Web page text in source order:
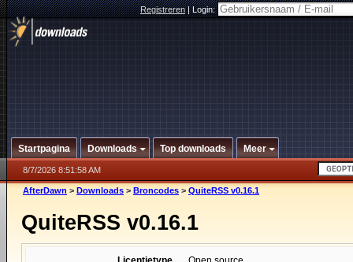
Registreren|Login:
Startpagina Downloads Top downloads Meer
8/7/2026 8:51:58 AM
AfterDawn > Downloads > Broncodes > QuiteRSS v0.16.1
QuiteRSS v0.16.1